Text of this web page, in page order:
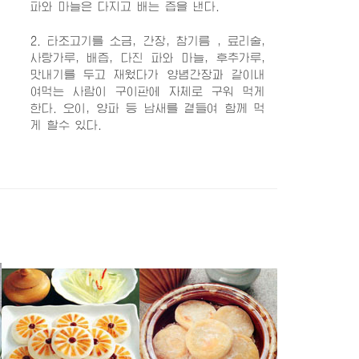
파와 마늘은 다지고 배는 즙을 낸다.
2. 타조고기를 소금, 간장, 참기름 , 료리술,
사탕가루, 배즙, 다진 파와 마늘, 후추가루,
맛내기를 두고 재웠다가 양념간장과 같이내
여먹는 사람이 구이판에 자체로 구워 먹게
한다. 오이, 양파 등 남새를 곁들여 함께 먹
게 할수 있다.